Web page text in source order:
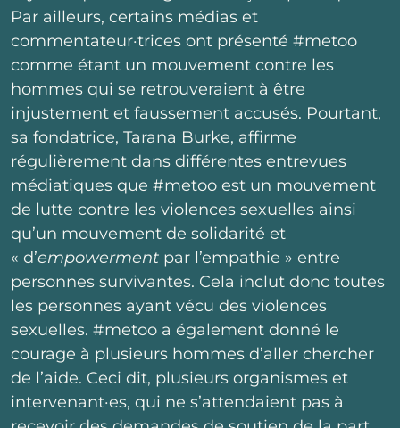
Par ailleurs, certains médias et
commentateur·trices ont présenté #metoo
comme étant un mouvement contre les
hommes qui se retrouveraient à être
injustement et faussement accusés. Pourtant,
sa fondatrice, Tarana Burke, affirme
régulièrement dans différentes entrevues
médiatiques que #metoo est un mouvement
de lutte contre les violences sexuelles ainsi
qu’un mouvement de solidarité et
« d’empowerment par l’empathie » entre
personnes survivantes. Cela inclut donc toutes
les personnes ayant vécu des violences
sexuelles. #metoo a également donné le
courage à plusieurs hommes d’aller chercher
de l’aide. Ceci dit, plusieurs organismes et
intervenant·es, qui ne s’attendaient pas à